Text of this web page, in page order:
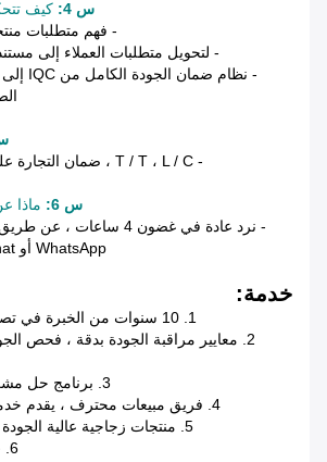
س 4:
كيف
- فهم متطلبات
- لتحويل متطلبات العملاء إلى
س
- T / T ، L / C ، ضمان التجارة علي ، ويسترن يونيون.
س 6:
ماذا
- نرد عادة في غضون 4 ساعات
WhatsApp أو Wechat وما إلى ذلك ؛
خدمة:
1. 10 سنوات من الخبرة في تصنيع الزجاج وتصديره.
3. برنامج حل مشروع الزجاج الشامل.
4. فريق مبيعات محترف ، يقدم خدمة شخصية ومتفانية.
5. منتجات زجاجية عالية الجودة مع أداء تكلفة أعلى.
6. خدمة سريعة وفعالة